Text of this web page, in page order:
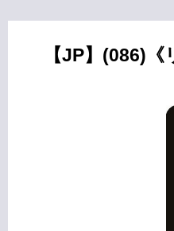
【JP】(086)